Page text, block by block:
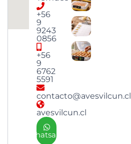
+56
9
9243
0856
+56
9
6762
5591
contacto@avesvilcun.cl
avesvilcun.cl
Whatsapp